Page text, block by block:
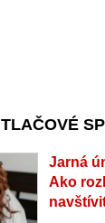
TLAČOVÉ
Jarná
Ako